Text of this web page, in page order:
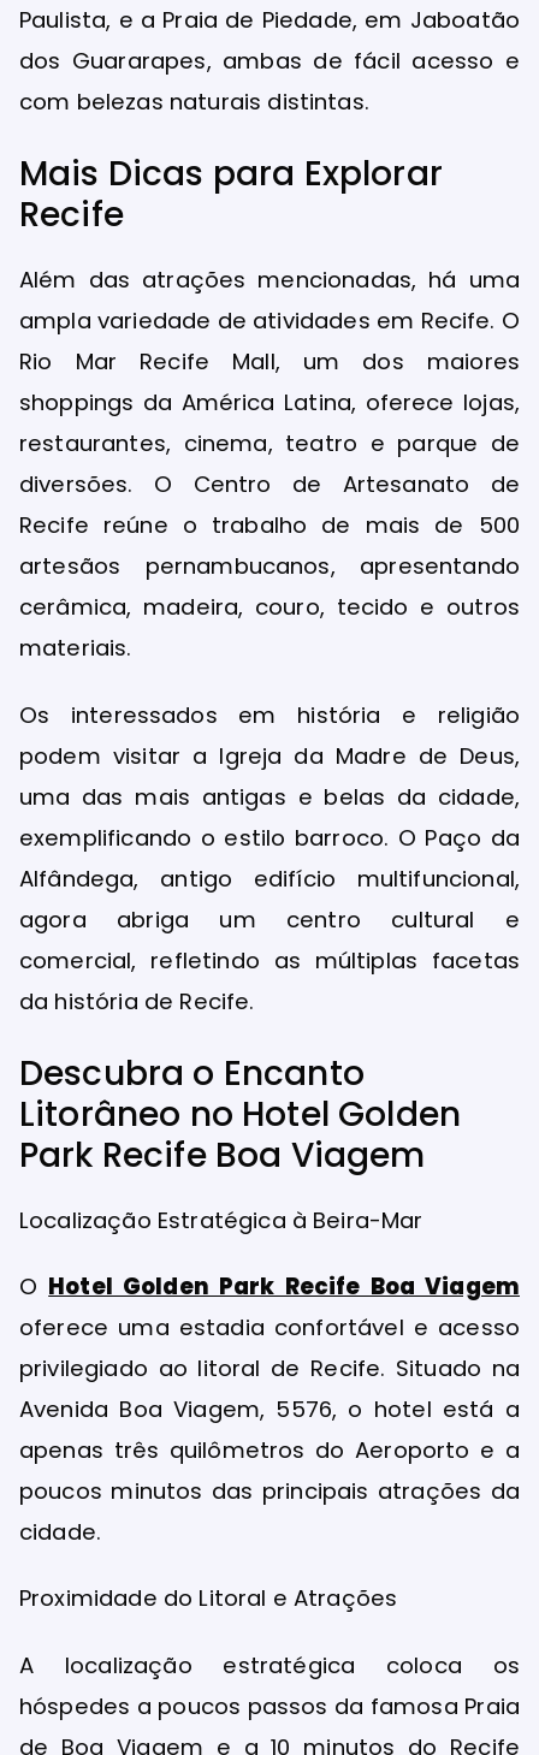
Paulista, e a Praia de Piedade, em Jaboatão
dos Guararapes, ambas de fácil acesso e
com belezas naturais distintas.
Mais Dicas para Explorar
Recife
Além das atrações mencionadas, há uma
ampla variedade de atividades em Recife. O
Rio Mar Recife Mall, um dos maiores
shoppings da América Latina, oferece lojas,
restaurantes, cinema, teatro e parque de
diversões. O Centro de Artesanato de
Recife reúne o trabalho de mais de 500
artesãos pernambucanos, apresentando
cerâmica, madeira, couro, tecido e outros
materiais.
Os interessados em história e religião
podem visitar a Igreja da Madre de Deus,
uma das mais antigas e belas da cidade,
exemplificando o estilo barroco. O Paço da
Alfândega, antigo edifício multifuncional,
agora abriga um centro cultural e
comercial, refletindo as múltiplas facetas
da história de Recife.
Descubra o Encanto
Litorâneo no Hotel Golden
Park Recife Boa Viagem
Localização Estratégica à Beira-Mar
O Hotel Golden Park Recife Boa Viagem
oferece uma estadia confortável e acesso
privilegiado ao litoral de Recife. Situado na
Avenida Boa Viagem, 5576, o hotel está a
apenas três quilômetros do Aeroporto e a
poucos minutos das principais atrações da
cidade.
Proximidade do Litoral e Atrações
A localização estratégica coloca os
hóspedes a poucos passos da famosa Praia
de Boa Viagem e a 10 minutos do Recife